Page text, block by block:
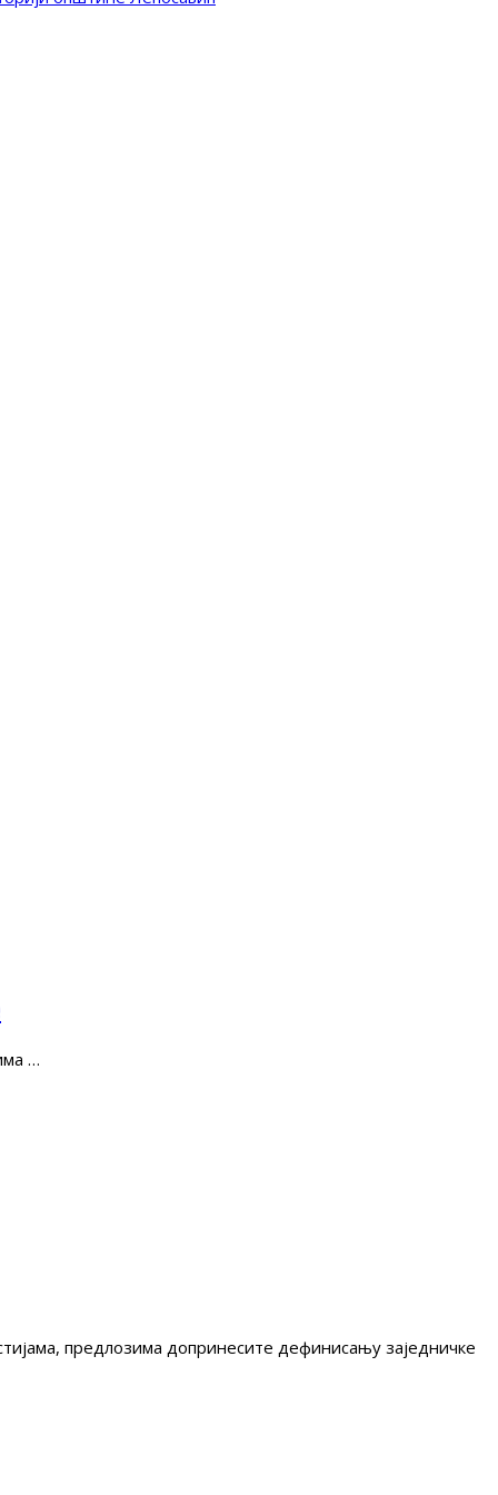
…
предлозима допринесите дефинисању заједничке